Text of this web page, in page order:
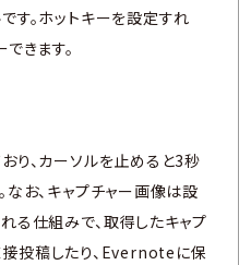
す。ホットキーを設定すれ
きます。
り、カーソルを止めると3秒
お、キャプチャー画像は設
る仕組みで、取得したキャプ
投稿したり、Evernoteに保